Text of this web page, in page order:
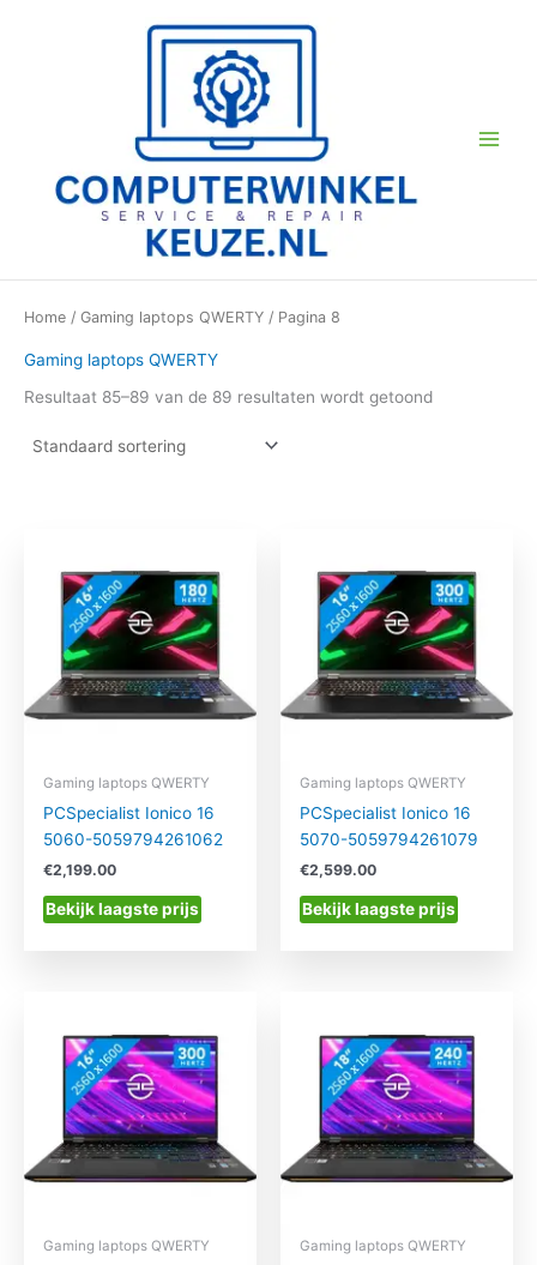
Home / Gaming laptops QWERTY / Pagina 8
Gaming laptops QWERTY
Resultaat 85–89 van de 89 resultaten wordt getoond
Gaming laptops QWERTY
PCSpecialist Ionico 16
5060-5059794261062
€2,199.00
Bekijk laagste prijs
Gaming laptops QWERTY
PCSpecialist Ionico 16
5070-5059794261079
€2,599.00
Bekijk laagste prijs
Gaming laptops QWERTY Gaming laptops QWERTY